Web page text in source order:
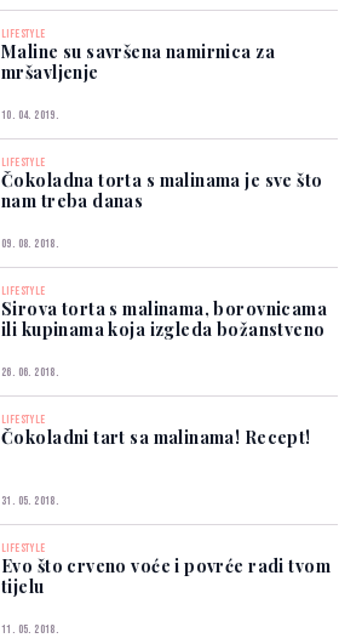
LIFESTYLE
Maline su savršena namirnica za
mršavljenje
10. 04. 2019.
LIFESTYLE
Čokoladna torta s malinama je sve što
nam treba danas
09. 08. 2018.
LIFESTYLE
Sirova torta s malinama, borovnicama
ili kupinama koja izgleda božanstveno
26. 06. 2018.
LIFESTYLE
Čokoladni tart sa malinama! Recept!
31. 05. 2018.
LIFESTYLE
Evo što crveno voće i povrće radi tvom
tijelu
11. 05. 2018.